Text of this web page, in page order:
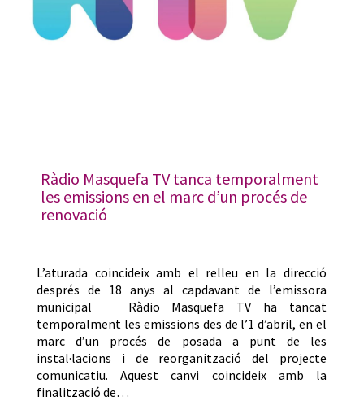
Ràdio Masquefa TV tanca temporalment
les emissions en el marc d’un procés de
renovació
L’aturada coincideix amb el relleu en la direcció
després de 18 anys al capdavant de l’emissora
municipal Ràdio Masquefa TV ha tancat
temporalment les emissions des de l’1 d’abril, en el
marc d’un procés de posada a punt de les
instal·lacions i de reorganització del projecte
comunicatiu. Aquest canvi coincideix amb la
finalització de…